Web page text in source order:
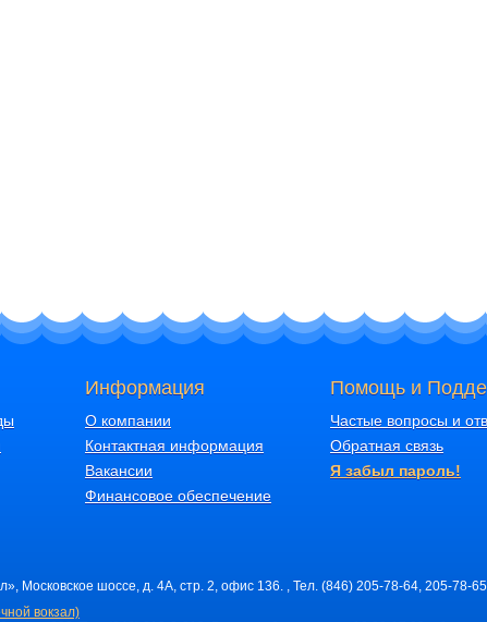
Информация
О компании
Контактная информация
Вакансии
Финансовое обеспечение
Помощь и
Частые вопросы и
Обратная связь
Я забыл пароль!
Московское шоссе, д. 4А, стр. 2, офис 136. , Тел. (846) 205-78-64, 205-78-
вокзал)